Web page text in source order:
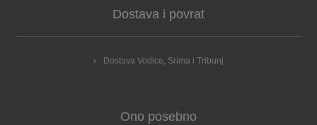
Dostava i povrat
Dostava Vodice, Srima i Tribunj
Ono posebno